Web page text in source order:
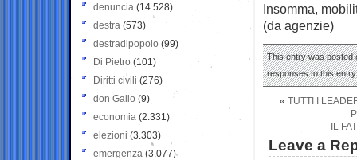
Insomma,
(da agenzie)
This entry was posted
responses to this
« TUTTI I
IL
Leave a
denuncia (14.528)
destra (573)
destradipopolo (99)
Di Pietro (101)
Diritti civili (276)
don Gallo (9)
economia (2.331)
elezioni (3.303)
emergenza (3.077)